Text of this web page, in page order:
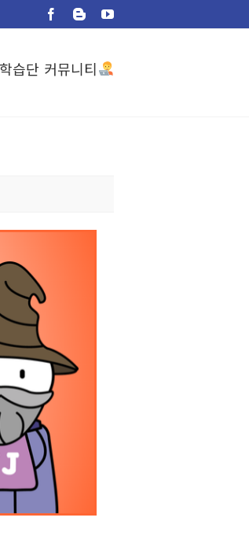
Facebook
BloggerYouTube
습단 커뮤니티